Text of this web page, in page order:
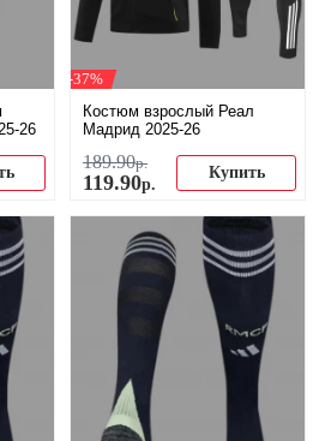
26
-37%
Костюм взрослый Реал
Мадрид 2025-26
189.90р.
119.90р.
Купить